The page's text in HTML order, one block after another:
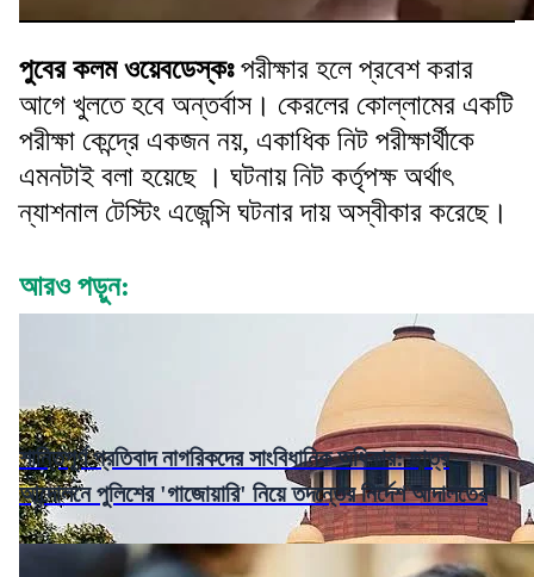
পুবের কলম ওয়েবডেস্কঃপরীক্ষার হলে প্রবেশ করার
আগে খুলতে হবে অন্তর্বাস। কেরলের কোল্লামের একটি
পরীক্ষা কেন্দ্রে একজন নয়, একাধিক নিট পরীক্ষার্থীকে
এমনটাই বলা হয়েছে । ঘটনায় নিট কর্তৃপক্ষ অর্থাৎ
ন্যাশনাল টেস্টিং এজেন্সি ঘটনার দায় অস্বীকার করেছে।
আরও পড়ুন:
শান্তিপূর্ণ প্রতিবাদ নাগরিকদের সাংবিধানিক অধিকার: ছাত্র
আন্দোলনে পুলিশের 'গাজোয়ারি' নিয়ে তদন্তের নির্দেশ আদালতের